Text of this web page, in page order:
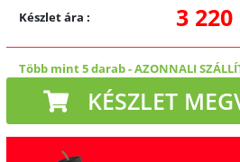
Készlet ára : 3 220
Több mint 5 darab-AZONNALI
KÉSZLET